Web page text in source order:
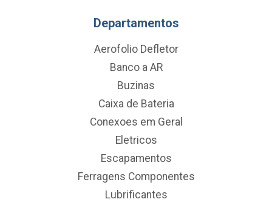
Departamentos
Aerofolio Defletor
Banco a AR
Buzinas
Caixa de Bateria
Conexoes em Geral
Eletricos
Escapamentos
Ferragens Componentes
Lubrificantes